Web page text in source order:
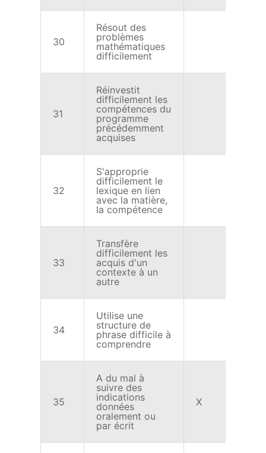
30
Résout des
problèmes
mathématiques
difficilement
31
Réinvestit
difficilement les
compétences du
programme
précédemment
acquises
32
S'approprie
difficilement le
lexique en lien
avec la matière,
la compétence
33
Transfère
difficilement les
acquis d'un
contexte à un
autre
34
Utilise une
structure de
phrase difficile à
comprendre
35
A du mal à
suivre des
indications
données
oralement ou
par écrit
X